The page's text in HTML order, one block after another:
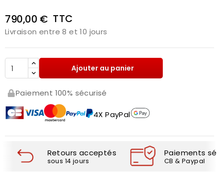
790,00 € TTC
Livraison entre 8 et 10 jours
Ajouter au panier
Paiement 100% sécurisé
4X PayPal
Retours acceptés
sous 14 jours
Paiements
CB & Paypal